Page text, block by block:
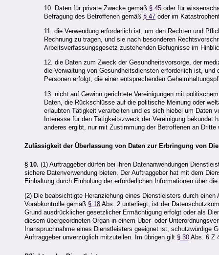
10. Daten für private Zwecke gemäß § 45 oder für
Befragung des Betroffenen gemäß § 47 oder im
11. die Verwendung erforderlich ist, um den Rechten und
Rechnung zu tragen, und sie nach besonderen
Arbeitsverfassungsgesetz zustehenden Befugnisse im
12. die Daten zum Zweck der Gesundheitsvorsorge, der
die Verwaltung von Gesundheitsdiensten erforderlich ist,
Personen erfolgt, die einer entsprechenden
13. nicht auf Gewinn gerichtete Vereinigungen mit
Daten, die Rückschlüsse auf die politische Meinung oder
erlaubten Tätigkeit verarbeiten und es sich hiebei um Daten
Interesse für den Tätigkeitszweck der Vereinigung
anderes ergibt, nur mit Zustimmung der Betroffenen an Dritte
Zulässigkeit der Überlassung von Daten zur Erbringung von
§ 10. (1) Auftraggeber dürfen bei ihren Datenanwendungen
sichere Datenverwendung bieten. Der Auftraggeber hat mit dem
Einhaltung durch Einholung der erforderlichen Informationen über
(2) Die beabsichtigte Heranziehung eines Dienstleisters durch
Vorabkontrolle gemäß § 18 Abs. 2 unterliegt, ist der
Grund ausdrücklicher gesetzlicher Ermächtigung erfolgt oder als
diesem übergeordneten Organ in einem Über- oder
Inanspruchnahme eines Dienstleisters geeignet ist, schutzwürdige
Auftraggeber unverzüglich mitzuteilen. Im übrigen gilt § 30 Abs. 6 Z